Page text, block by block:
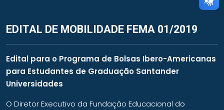
EDITAL DE MOBILIDADE FEMA 01/2019
Edital para o Programa de Bolsas Ibero-Americanas
para Estudantes de Graduação Santander
Universidades
O Diretor Executivo da Fundação Educacional do